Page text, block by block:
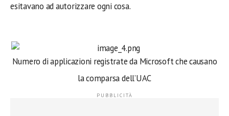
esitavano ad autorizzare ogni cosa.
Numero di applicazioni registrate da Microsoft che causano
la comparsa dell’UAC